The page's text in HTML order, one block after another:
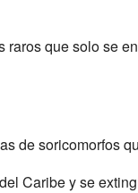
que solo se
de soricomorfos
Caribe y se